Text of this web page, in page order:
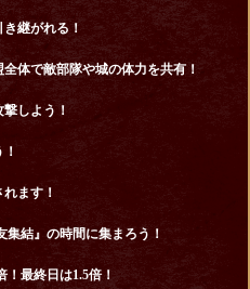
継がれる！
体で敵部隊や城の体力を共有！
しよう！
ます！
集結』の時間に集まろう！
！最終日は1.5倍！